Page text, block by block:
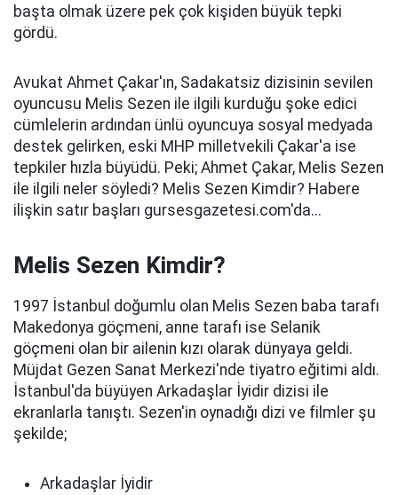
başta olmak üzere pek çok kişiden büyük tepki
gördü.
Avukat Ahmet Çakar'ın, Sadakatsiz dizisinin sevilen
oyuncusu Melis Sezen ile ilgili kurduğu şoke edici
cümlelerin ardından ünlü oyuncuya sosyal medyada
destek gelirken, eski MHP milletvekili Çakar'a ise
tepkiler hızla büyüdü. Peki; Ahmet Çakar, Melis Sezen
ile ilgili neler söyledi? Melis Sezen Kimdir? Habere
ilişkin satır başları gursesgazetesi.com'da...
Melis Sezen Kimdir?
1997 İstanbul doğumlu olan Melis Sezen baba tarafı
Makedonya göçmeni, anne tarafı ise Selanik
göçmeni olan bir ailenin kızı olarak dünyaya geldi.
Müjdat Gezen Sanat Merkezi'nde tiyatro eğitimi aldı.
İstanbul'da büyüyen Arkadaşlar İyidir dizisi ile
ekranlarla tanıştı. Sezen'in oynadığı dizi ve filmler şu
şekilde;
Arkadaşlar İyidir